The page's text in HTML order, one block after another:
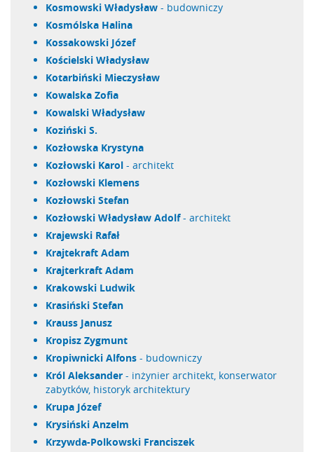
Kosmowski Władysław - budowniczy
Kosmólska Halina
Kossakowski Józef
Kościelski Władysław
Kotarbiński Mieczysław
Kowalska Zofia
Kowalski Władysław
Koziński S.
Kozłowska Krystyna
Kozłowski Karol - architekt
Kozłowski Klemens
Kozłowski Stefan
Kozłowski Władysław Adolf- architekt
Krajewski Rafał
Krajtekraft Adam
Krajterkraft Adam
Krakowski Ludwik
Krasiński Stefan
Krauss Janusz
Kropisz Zygmunt
Kropiwnicki Alfons - budowniczy
Król Aleksander - inżynier architekt, konserwator
zabytków, historyk architektury
Krupa Józef
Krysiński Anzelm
Krzywda-Polkowski Franciszek